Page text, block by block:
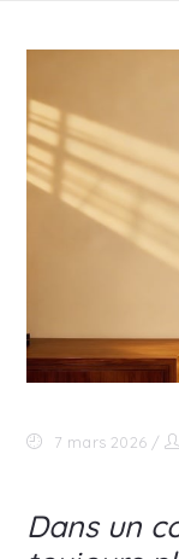
7 mars 2026
Dans un